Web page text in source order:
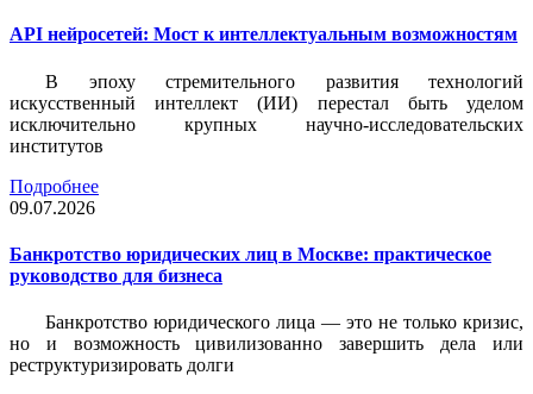
API нейросетей: Мост к интеллектуальным возможностям
В эпоху стремительного развития технологий
искусственный интеллект (ИИ) перестал быть уделом
исключительно крупных научно-исследовательских
институтов
Подробнее
09.07.2026
Банкротство юридических лиц в Москве: практическое
руководство для бизнеса
Банкротство юридического лица — это не только кризис,
но и возможность цивилизованно завершить дела или
реструктуризировать долги